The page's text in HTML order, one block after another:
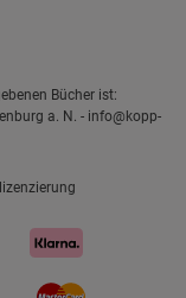
Bücher ist:
a. N. - info@kopp-